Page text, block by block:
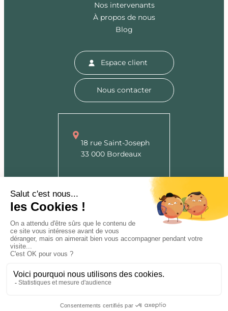
2250,00€ net de TVA
Possibilité de paiement en 3 fois
Nos intervenants
À propos de nous
Blog
Espace client
Nous contacter
18 rue Saint-Joseph
33 000 Bordeaux
Du lundi au vendredi
10h00 – 17h00
Sur rendez-vous
Suivez-nous